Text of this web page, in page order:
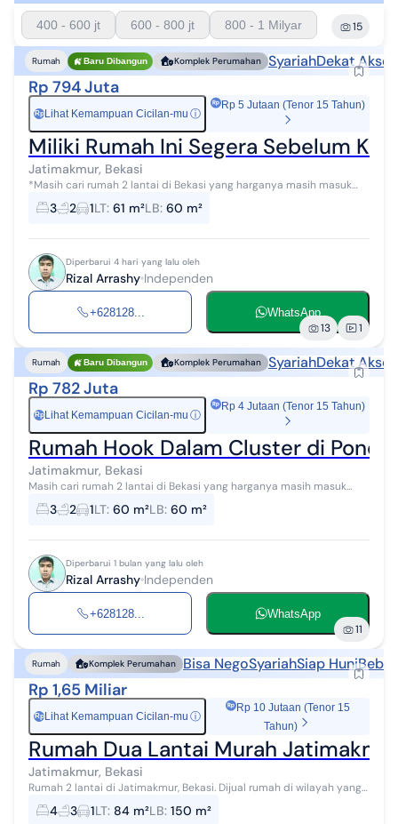
400 - 600 jt 600 - 800 jt 800 - 1 Milyar 15
Rumah Baru Dibangun Komplek Perumahan SyariahDekat
Rp 794 Juta
Rp Lihat Kemampuan Cicilan-mu ⓘ
Rp 5 Jutaan (Tenor 15 Tahun)
Miliki Rumah Ini Segera Sebelum
Jatimakmur, Bekasi
*Masih cari rumah 2 lantai di Bekasi yang harganya masih masuk
akal, tapi lokasinya dekat tol, LRT, sekolah favorit, dan pusat kota?*
Kini saatnya...
3 2 1LT: 61 m²LB: 60 m²
Diperbarui 4 hari yang lalu oleh
Rizal Arrashy Independen
+628128... WhatsApp
13 1
Rumah Baru Dibangun Komplek Perumahan SyariahDekat
Rp 782 Juta
Rp Lihat Kemampuan Cicilan-mu ⓘ
Rp 4 Jutaan (Tenor 15 Tahun)
Rumah Hook Dalam Cluster di
Jatimakmur, Bekasi
Masih cari rumah 2 lantai di Bekasi yang harganya masih masuk
akal, tapi lokasinya dekat tol, LRT, sekolah favorit, dan pusat kota?
Kini saatnya n...
3 2 1LT: 60 m²LB: 60 m²
Diperbarui 1 bulan yang lalu oleh
Rizal Arrashy Independen
+628128... WhatsApp
11
Rumah Komplek Perumahan Bisa NegoSyariahSiap Huni
Rp 1,65 Miliar
Rp Lihat Kemampuan Cicilan-mu ⓘ
Rp 10 Jutaan (Tenor 15
Tahun)
Rumah Dua Lantai Murah
Jatimakmur, Bekasi
Rumah 2 lantai di Jatimakmur, Bekasi. Dijual rumah di wilayah yang
asri dengan pemandangan Lokasi Pinggiran Kota. Properti 2 lantai
bergaya minima...
4 3 1LT: 84 m²LB: 150 m²